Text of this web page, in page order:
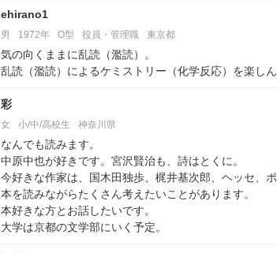
ehirano1
男 1972年 O型 役員・管理職 東京都
気の向くままに乱読（濫読）。
乱読（濫読）によるケミストリー（化学反応）を楽しん
彩
女 小/中/高校生 神奈川県
なんでも読みます。
中原中也が好きです。宮沢賢治も、詩はとくに。
今好きな作家は、国木田独歩、梶井基次郎、ヘッセ、
本を読みながらたくさん考えたいことがあります。
本好きな方とお話したいです。
大学は京都の文学部にいく予定。